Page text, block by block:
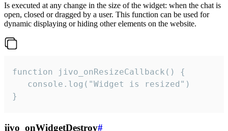
Is executed at any change in the size of the widget: when the chat is
open, closed or dragged by a user. This function can be used for
dynamic displaying or hiding other elements on the website.
function jivo_onResizeCallback() {
   console.log("Widget is resized")
}
jivo_onWidgetDestroy#